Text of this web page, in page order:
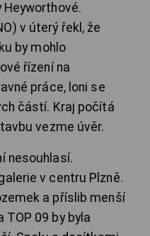
v úterý řekl, že
by mohlo
řízení na
práce, loni se
částí. Kraj počítá
vezme úvěr.
nesouhlasí.
v centru Plzně.
a příslib menší
TOP 09 by byla